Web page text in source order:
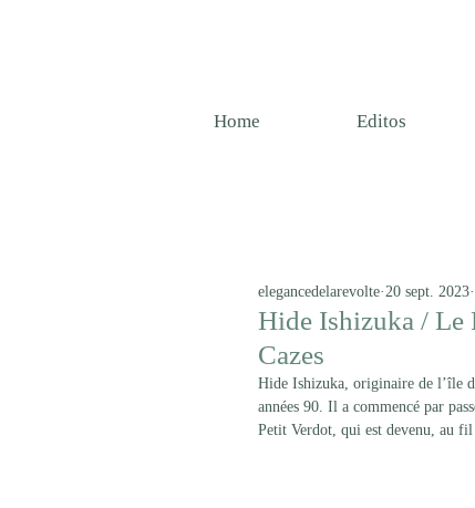
Home Editos
Hide Ishizuka / Le
Cazes
elegancedelarevolte 20 sept. 2023
Hide Ishizuka, originaire de l’île
années 90. Il a commencé par
Petit Verdot, qui est devenu, au